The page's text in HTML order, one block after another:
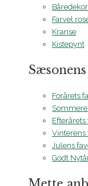
Farvel
Kranse
Kistepynt
Forårets
Vinterens
Julens
Godt